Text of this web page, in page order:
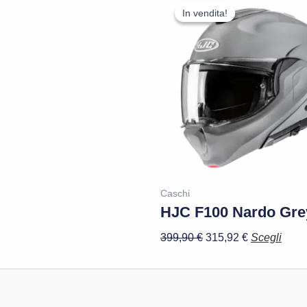
In vendita!
In vendita!
Caschi
HJC F100 Nardo
399,90€
prezzo
originale
era:
399,90 €.
315,92 €
prezzo
315,92 €.
Scegli
più
del